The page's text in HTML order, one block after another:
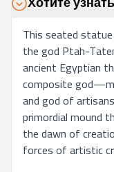
This seated
the god Ptah-
ancient Egyptian
composite
and god of
primordial mound
the dawn of
forces of artistic